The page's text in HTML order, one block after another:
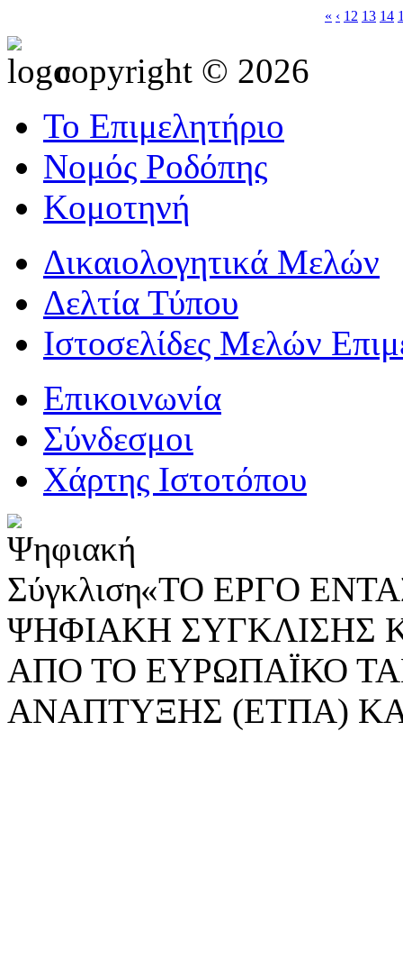
« ‹ 12 13 14
copyright © 2026
Το Επιμελητήριο
Νομός Ροδόπης
Κομοτηνή
Δικαιολογητικά Μελών
Δελτία Τύπου
Ιστοσελίδες Μελών
Επικοινωνία
Σύνδεσμοι
Χάρτης Ιστοτόπου
«ΤΟ ΕΡΓΟ
ΨΗΦΙΑΚΗ ΣΥΓΚΛΙΣΗΣ
ΑΠΟ ΤΟ ΕΥΡΩΠΑΪΚΟ
ΑΝΑΠΤΥΞΗΣ (ΕΤΠΑ)